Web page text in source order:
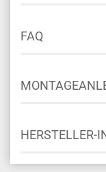
FAQ
HERSTELLER-